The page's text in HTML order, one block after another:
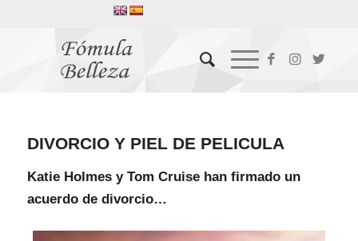
DIVORCIO Y PIEL DE PELICULA
Katie Holmes y Tom Cruise han firmado un
acuerdo de divorcio…